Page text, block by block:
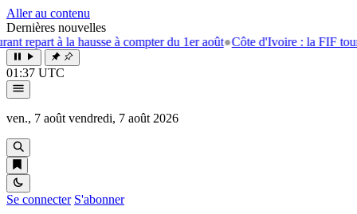
Aller au contenu
Dernières nouvelles
hausse à compter du 1er août●Côte d'Ivoire : la FIF tourne la page
01:37 UTC
ven., 7 août vendredi, 7 août 2026
Se connecter S'abonner